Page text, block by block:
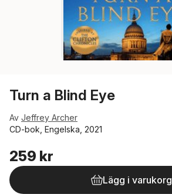
Turn a Blind Eye
Av Jeffrey Archer
CD-bok, Engelska, 2021
259 kr
Lägg i varukorg